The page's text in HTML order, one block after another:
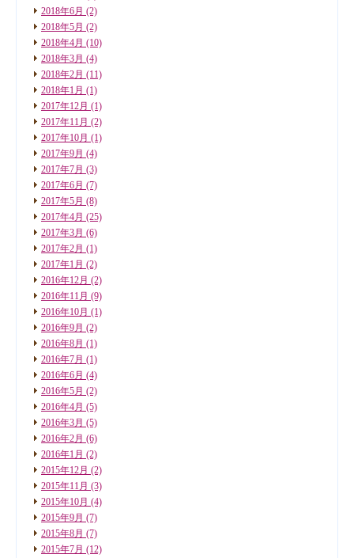
2018年6月 (2)
2018年5月 (2)
2018年4月 (10)
2018年3月 (4)
2018年2月 (11)
2018年1月 (1)
2017年12月 (1)
2017年11月 (2)
2017年10月 (1)
2017年9月 (4)
2017年7月 (3)
2017年6月 (7)
2017年5月 (8)
2017年4月 (25)
2017年3月 (6)
2017年2月 (1)
2017年1月 (2)
2016年12月 (2)
2016年11月 (9)
2016年10月 (1)
2016年9月 (2)
2016年8月 (1)
2016年7月 (1)
2016年6月 (4)
2016年5月 (2)
2016年4月 (5)
2016年3月 (5)
2016年2月 (6)
2016年1月 (2)
2015年12月 (2)
2015年11月 (3)
2015年10月 (4)
2015年9月 (7)
2015年8月 (7)
2015年7月 (12)